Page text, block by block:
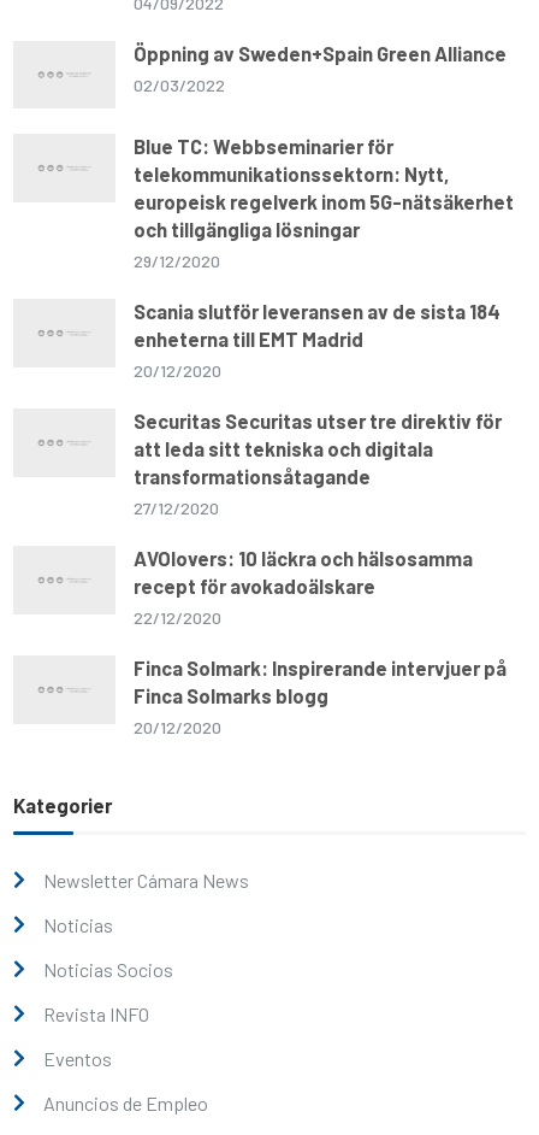
Öppning av Sweden+Spain Green Alliance
02/03/2022
Blue TC: Webbseminarier för
telekommunikationssektorn: Nytt,
europeisk regelverk inom 5G-nätsäkerhet
och tillgängliga lösningar
29/12/2020
Scania slutför leveransen av de sista 184
enheterna till EMT Madrid
20/12/2020
Securitas Securitas utser tre direktiv för
att leda sitt tekniska och digitala
transformationsåtagande
27/12/2020
AVOlovers: 10 läckra och hälsosamma
recept för avokadoälskare
22/12/2020
Finca Solmark: Inspirerande intervjuer på
Finca Solmarks blogg
20/12/2020
Kategorier
Newsletter Cámara News
Noticias
Noticias Socios
Revista INFO
Eventos
Anuncios de Empleo